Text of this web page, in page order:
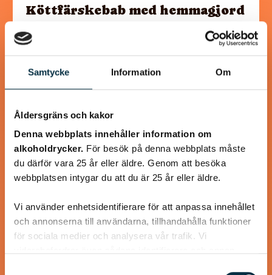
Samtycke Information Om
Åldersgräns och kakor
Denna webbplats innehåller information om
alkoholdrycker. För besök på denna webbplats måste
du därför vara 25 år eller äldre. Genom att besöka
webbplatsen intygar du att du är 25 år eller äldre.
Vi använder enhetsidentifierare för att anpassa innehållet
och annonserna till användarna, tillhandahålla funktioner
för sociala medier och analysera vår trafik. Vi
Köttfärskebab med hemmagjord
Supergott, nyttigt och enkelt! Jag använder laktosfri
turkisk yoghurt, så blir rätten helt laktosfri.